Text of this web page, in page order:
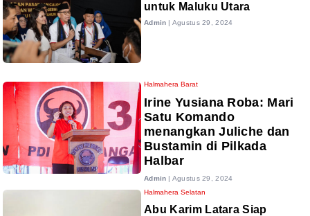
untuk Maluku Utara
Admin | Agustus 29, 2024
Halmahera Barat
Irine Yusiana Roba: Mari
Satu Komando
menangkan Juliche dan
Bustamin di Pilkada
Halbar
Admin | Agustus 29, 2024
Halmahera Selatan
Abu Karim Latara Siap